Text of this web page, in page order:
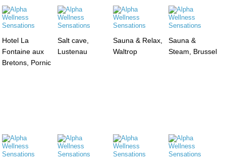
Hotel La
Fontaine aux
Bretons, Pornic
Salt cave,
Lustenau
Sauna & Relax,
Waltrop
Sauna &
Steam, Brussel